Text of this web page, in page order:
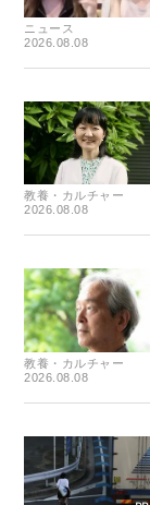
ニュース
2026.08.08
教養・カルチャー
2026.08.08
教養・カルチャー
2026.08.08